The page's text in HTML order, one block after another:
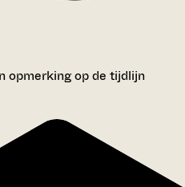
opmerking op de tijdlijn